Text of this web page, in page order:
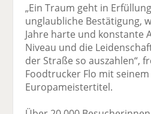
„Ein Traum geht in
unglaubliche Bestätigung,
Jahre harte und konstante
Niveau und die
der Straße so auszahlen“,
Foodtrucker Flo mit
Europameistertitel.